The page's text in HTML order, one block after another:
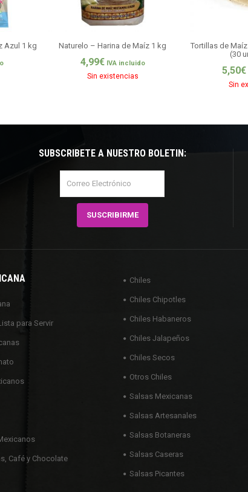
Azul 1 kg Naturelo – Harina de Maíz 1 kg
4,99€ IVA incluido
Sin existencias
Tortillas de
(30
5,50€
Sin
SUBSCRÍBETE A NUESTRO BOLETÍN:
para Servir
Café y Chocolate
Chiles
Chiles Chipotles
Chiles Habaneros
Chiles Jalapeños
Chiles Secos
Otros Chiles
Salsas Mexicanas
Salsas Artesanales
Salsas Botaneras
Salsas Caseras
Salsas Picantes